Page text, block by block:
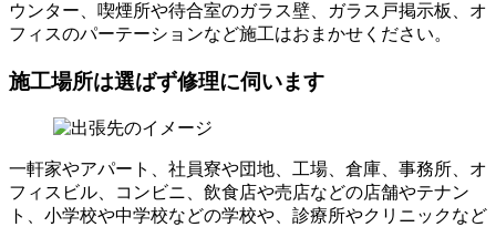
ウンター、喫煙所や待合室のガラス壁、ガラス戸掲示板、オ
フィスのパーテーションなど施工はおまかせください。
施工場所は選ばず修理に伺います
一軒家やアパート、社員寮や団地、工場、倉庫、事務所、オ
フィスビル、コンビニ、飲食店や売店などの店舗やテナン
ト、小学校や中学校などの学校や、診療所やクリニックなど